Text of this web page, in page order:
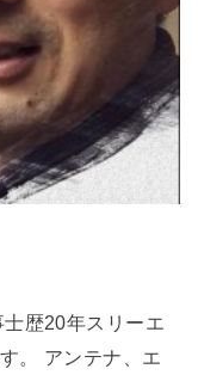
歴20年スリーエ
。 アンテナ、エ